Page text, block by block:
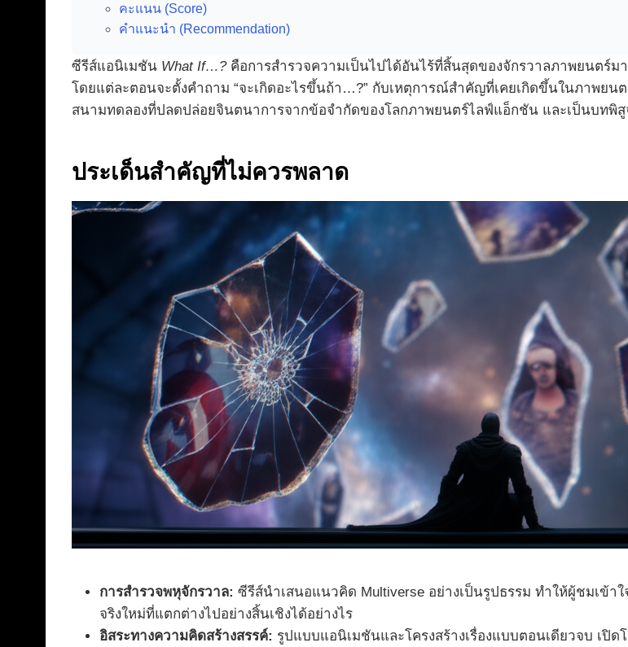
คะแนน (Score)
คำแนะนำ (Recommendation)
ซีรีส์แอนิเมชัน What If…?คือการสำรวจความเป็นไปได้อันไร้ที่สิ้นสุดของจักรวาลภาพยนตร์ม
โดยแต่ละตอนจะตั้งคำถาม “จะเกิดอะไรขึ้นถ้า…?” กับเหตุการณ์สำคัญที่เคยเกิดขึ้นในภาพยน
สนามทดลองที่ปลดปล่อยจินตนาการจากข้อจำกัดของโลกภาพยนตร์ไลฟ์แอ็กชัน และเป็นบทพิ
ประเด็นสำคัญที่ไม่ควรพลาด
การสำรวจพหุจักรวาล: ซีรีส์นำเสนอแนวคิด Multiverse อย่างเป็นรูปธรรม ทำให้ผู้ชมเข้า
จริงใหม่ที่แตกต่างไปอย่างสิ้นเชิงได้อย่างไร
อิสระทางความคิดสร้างสรรค์: รูปแบบแอนิเมชันและโครงสร้างเรื่องแบบตอนเดียวจบ เปิ